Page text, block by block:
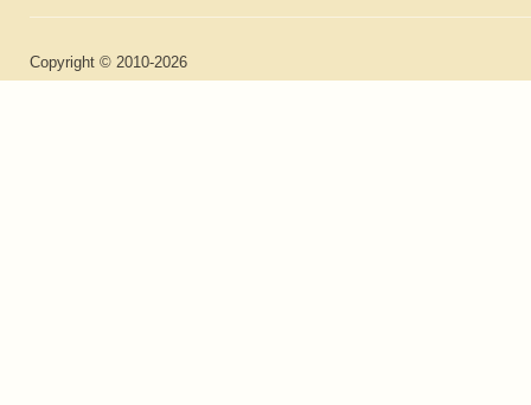
Copyright © 2010-2026